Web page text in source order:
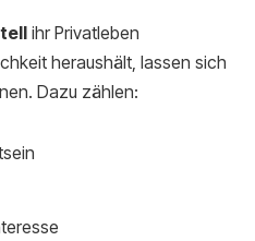
ihr Privatleben
heraushält, lassen sich
Dazu zählen: